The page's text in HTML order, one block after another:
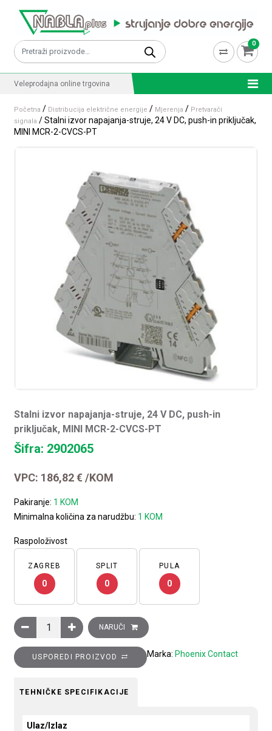
Pretraži: 0
Veleprodajna online trgovina
Početna / Distribucija električne energije / Mjerenja / Pretvarači
signala / Stalni izvor napajanja-struje, 24 V DC, push-in priključak,
MINI MCR-2-CVCS-PT
Stalni izvor napajanja-struje, 24 V DC, push-in
priključak, MINI MCR-2-CVCS-PT
Šifra: 2902065
VPC: 186,82€ /KOM
Pakiranje: 1 KOM
Minimalna količina za narudžbu: 1 KOM
Raspoloživost
ZAGREB
0
SPLIT
0
PULA
0
Stalni izvor napajanja-struje, 24 V DC, push-in priključak, MINI
NARUČI
USPOREDI PROIZVOD Marka: Phoenix Contact
TEHNIČKE SPECIFIKACIJE
Ulaz/Izlaz